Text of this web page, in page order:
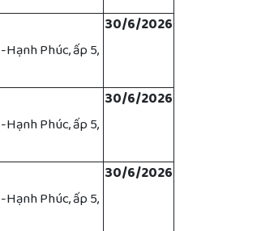
Phúc, ấp 5,
30/6/2026
Phúc, ấp 5,
30/6/2026
Phúc, ấp 5,
30/6/2026